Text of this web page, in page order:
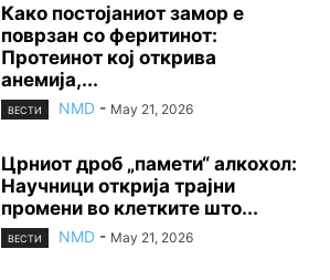
Како постојаниот замор е
поврзан со феритинот:
Протеинот кој открива
анемија,...
ВЕСТИ NMD - May 21, 2026
Црниот дроб „памети“ алкохол:
Научници открија трајни
промени во клетките што...
ВЕСТИ NMD - May 21, 2026